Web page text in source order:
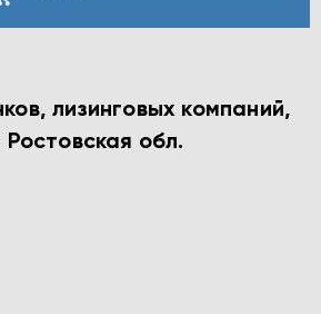
лизинговых компаний,
обл.